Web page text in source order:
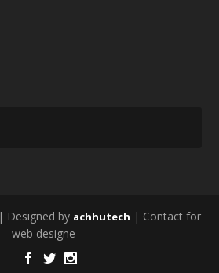
| Designed by achhutech | Contact for
web designe